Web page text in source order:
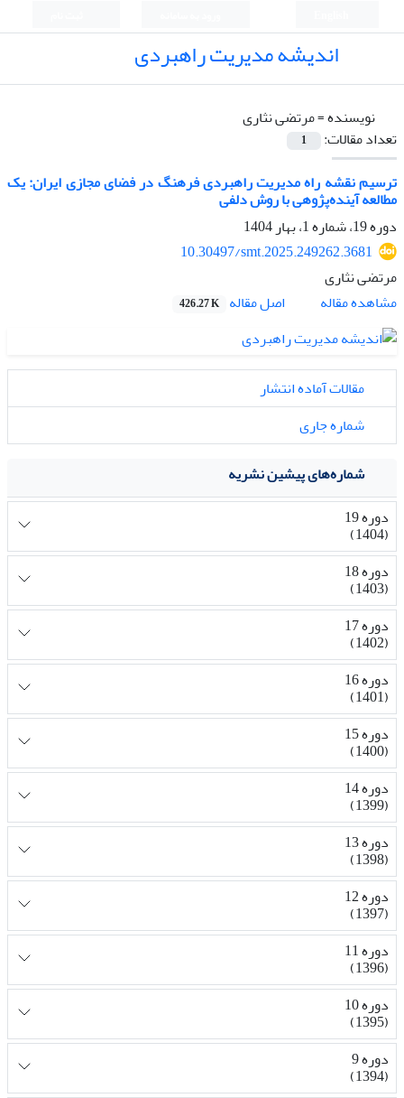
اندیشه مدیریت راهبردی
نویسنده =مرتضی نثاری
تعداد مقالات:
1
ترسیم نقشه راه مدیریت راهبردی فرهنگ در فضای مجازی ایران: یک
مطالعه آینده‌پژوهی با روش دلفی
دوره 19، شماره 1، بهار 1404
10.30497/smt.2025.249262.3681
مرتضی نثاری
مشاهده مقاله
اصل مقاله 426.27 K
مقالات آماده انتشار
شماره جاری
شماره‌های پیشین نشریه
دوره 19
(1404)
دوره 18
(1403)
دوره 17
(1402)
دوره 16
(1401)
دوره 15
(1400)
دوره 14
(1399)
دوره 13
(1398)
دوره 12
(1397)
دوره 11
(1396)
دوره 10
(1395)
دوره 9
(1394)